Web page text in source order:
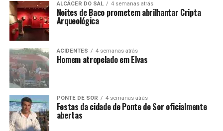
ALCÁCER DO SAL 4 semanas atrás
Noites de Baco prometem abrilhantar Cripta
Arqueológica
ACIDENTES 4 semanas atrás
Homem atropelado em Elvas
PONTE DE SOR 4 semanas atrás
Festas da cidade de Ponte de Sor oficialmente
abertas